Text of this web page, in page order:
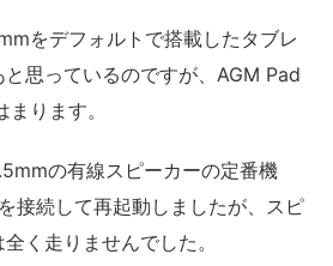
をデフォルトで搭載したタブレ
思っているのですが、AGM Pad
ります。
の有線スピーカーの定番機
接続して再起動しましたが、スピ
く走りませんでした。